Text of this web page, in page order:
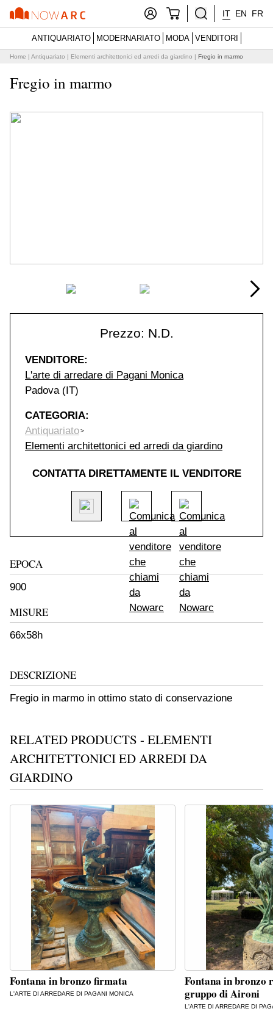
IT EN FR
ANTIQUARIATO MODERNARIATO MODA VENDITORI
Home | Antiquariato | Elementi architettonici ed arredi da giardino | Fregio in marmo
Fregio in marmo
Prezzo: N.D.
VENDITORE:
L'arte di arredare di Pagani Monica
Padova (IT)
CATEGORIA:
Antiquariato
Elementi architettonici ed arredi da giardino
CONTATTA DIRETTAMENTE IL VENDITORE
EPOCA
900
MISURE
66x58h
DESCRIZIONE
Fregio in marmo in ottimo stato di conservazione
RELATED PRODUCTS - ELEMENTI
ARCHITETTONICI ED ARREDI DA
GIARDINO
Fontana in bronzo firmata
L'ARTE DI ARREDARE DI PAGANI MONICA
Fontana in bronzo
gruppo di Aironi
L'ARTE DI ARREDARE DI